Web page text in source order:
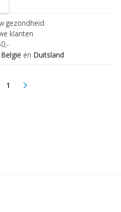
gezondheid
klanten
België en Duitsland
1(current)
arrow_forward_ios